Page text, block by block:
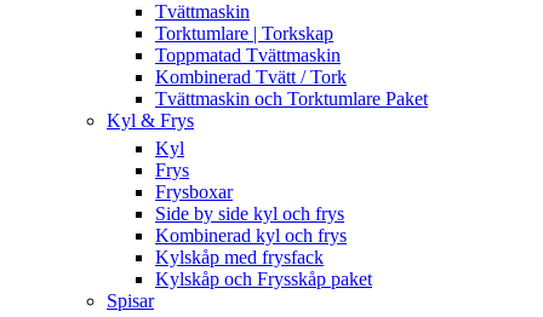
Tvättmaskin
Torktumlare | Torkskap
Toppmatad Tvättmaskin
Kombinerad Tvätt / Tork
Tvättmaskin och Torktumlare Paket
Kyl & Frys
Kyl
Frys
Frysboxar
Side by side kyl och frys
Kombinerad kyl och frys
Kylskåp med frysfack
Kylskåp och Frysskåp paket
Spisar